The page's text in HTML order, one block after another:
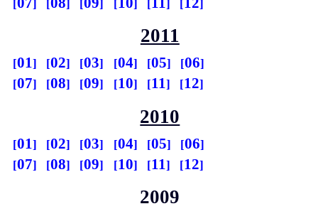
2011
01 02 03 04 05
06
07
08 09 10 11 12
2010
01 02 03 04 05
06
07
08 09 10 11 12
2009